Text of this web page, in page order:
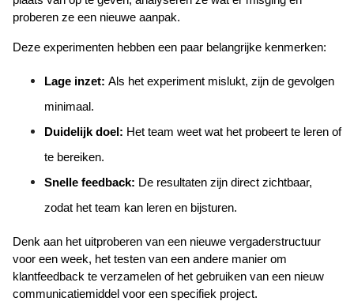
proberen ze een nieuwe aanpak.
Deze experimenten hebben een paar belangrijke kenmerken:
Lage inzet: Als het experiment mislukt, zijn de gevolgen
minimaal.
Duidelijk doel: Het team weet wat het probeert te leren of
te bereiken.
Snelle feedback: De resultaten zijn direct zichtbaar,
zodat het team kan leren en bijsturen.
Denk aan het uitproberen van een nieuwe vergaderstructuur
voor een week, het testen van een andere manier om
klantfeedback te verzamelen of het gebruiken van een nieuw
communicatiemiddel voor een specifiek project.